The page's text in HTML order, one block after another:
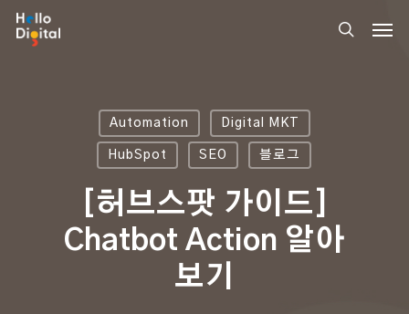
Skip
search
Automation Digital MKT
HubSpot SEO 블로그
[허브스팟 가이드]
Chatbot Action 알아
보기